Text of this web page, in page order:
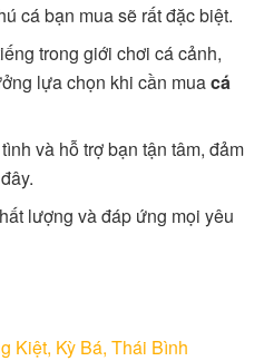
cá bạn mua sẽ rất đặc biệt.
trong giới chơi cá cảnh,
lựa chọn khi cần muacá
và hỗ trợ bạn tận tâm, đảm
lượng và đáp ứng mọi yêu
Kiệt, Kỳ Bá, Thái Bình